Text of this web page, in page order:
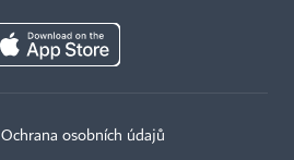
Ochrana osobních údajů